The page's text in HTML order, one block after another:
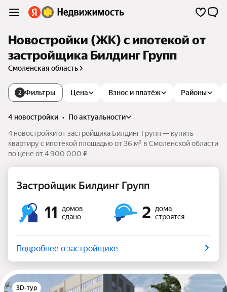
Новостройки (ЖК) с ипотекой от
застройщика Билдинг Групп
Смоленская область
2 Фильтры Цена Взнос и платёж Районы
4 новостройки •
по актуальности
4 новостройки от застройщика Билдинг Групп — купить
квартиру с ипотекой площадью от 36 м² в Смоленской области
по цене от 4 900 000 ₽
Застройщик Билдинг Групп
11
домов
сдано
2
дома
строятся
Подробнее о застройщике
3D-тур